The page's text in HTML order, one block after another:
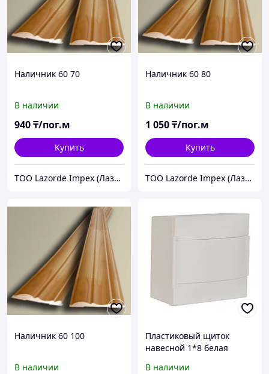
Наличник 60 70
В наличии
940₸/пог.м
Купить
ТОО Lazorde Impex (Лазорде Импекс)
Наличник 60 80
В наличии
1 050₸/пог.м
Купить
ТОО Lazorde Impex (Лазорде Импекс)
Наличник 60 100
В наличии
Пластиковый щиток
навесной 1*8 белая
В наличии